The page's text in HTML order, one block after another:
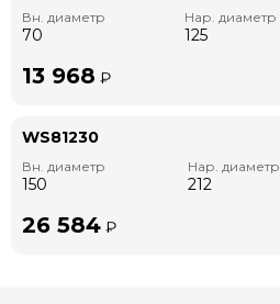
Вн. диаметр
70
Нар. диаметр
125
13 968 ₽
WS81230
Вн. диаметр
150
Нар. диаметр
212
26 584 ₽